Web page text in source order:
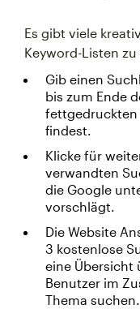
Es gibt viele
Keyword-Listen
Gib einen
bis zum Ende
fettgedruckten
findest.
Klicke für
verwandten
die Google
vorschlägt.
Die Website
3 kostenlose
eine Übersicht
Benutzer im
Thema suchen.